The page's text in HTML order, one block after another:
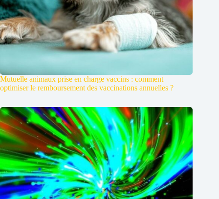
Mutuelle animaux prise en charge vaccins : comment
optimiser le remboursement des vaccinations annuelles ?